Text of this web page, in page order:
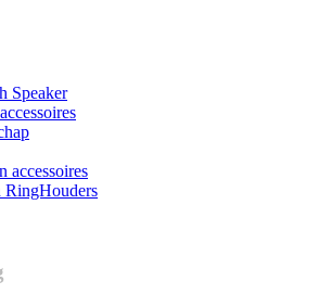
Speaker
accessoires
RingHouders